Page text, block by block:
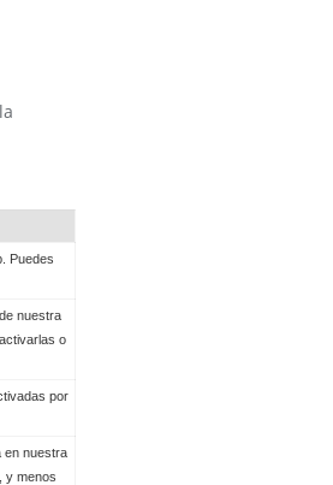
Puedes
nuestra
o
por
en nuestra
y menos